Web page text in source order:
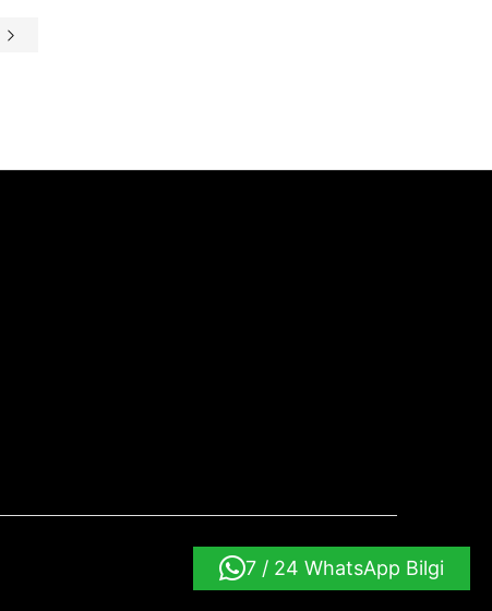
7 / 24 WhatsApp Bilgi